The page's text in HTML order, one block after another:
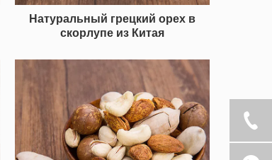
Натуральный грецкий орех в
скорлупе из Китая